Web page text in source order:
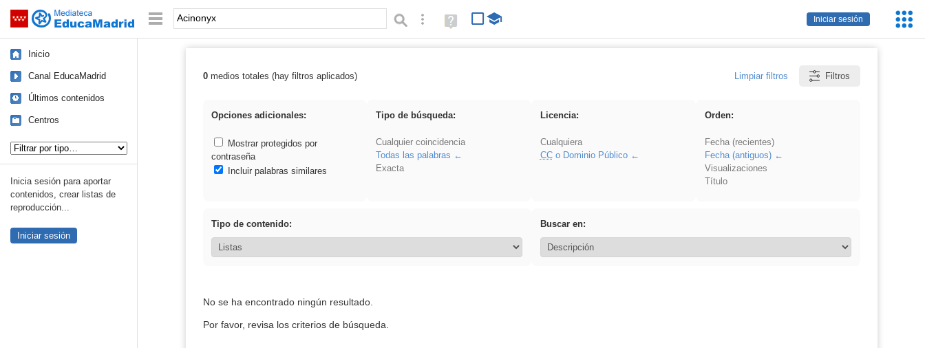
Saltar navegación
Iniciar sesión
Palabra o frase: Búsqueda avanzada
Ayuda
(en
Inicio
Canal EducaMadrid
Últimos contenidos
Centros
Inicia sesión para aportar
contenidos, crear listas de
reproducción...
Iniciar sesión
Resultados de: Acinonyx
0medios totales (hay filtros aplicados) Limpiar filtros Filtros
Opciones adicionales:
Mostrar protegidos por
contraseña
Incluir palabras similares
Tipo de búsqueda:
Cualquier coincidencia
Todas las palabras
Exacta
Licencia:
Cualquiera
CCo Dominio Público
Orden:
Fecha (recientes)
Fecha (antiguos)
Visualizaciones
Título
Tipo de contenido: Buscar en:
No se ha encontrado ningún resultado.
Por favor, revisa los criterios de búsqueda.